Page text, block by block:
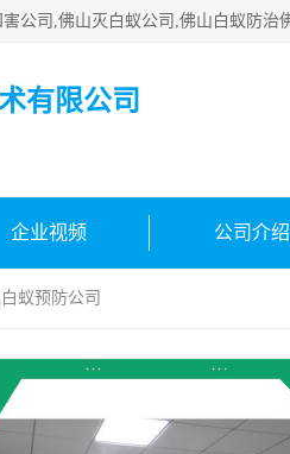
有限公司
企业视频 公司介绍
蚁预防公司